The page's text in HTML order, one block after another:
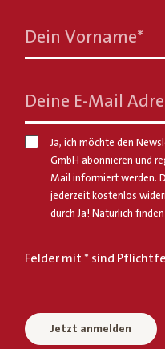
Dein Vorname*
Deine E-Mail
Ja, ich möchte den
GmbH abonnieren und
Mail informiert werden.
jederzeit kostenlos
durch Ja! Natürlich
Felder mit * sind
Jetzt anmelden